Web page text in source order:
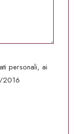
personali, ai
2016